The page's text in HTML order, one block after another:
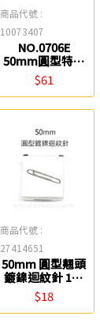
商品代號 :
10073407
NO.0706E
50mm圓型特大
迴紋針 SDI
$61
商品代號 :
27414651
50mm 圓型翹頭
鍍鎳迴紋針 100
枚/盒 0021
$18